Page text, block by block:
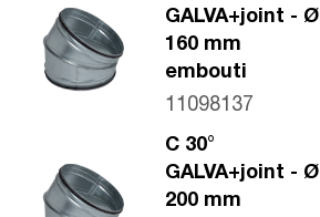
GALVA+joint - Ø
160 mm
embouti
11098137
C 30°
GALVA+joint - Ø
200 mm